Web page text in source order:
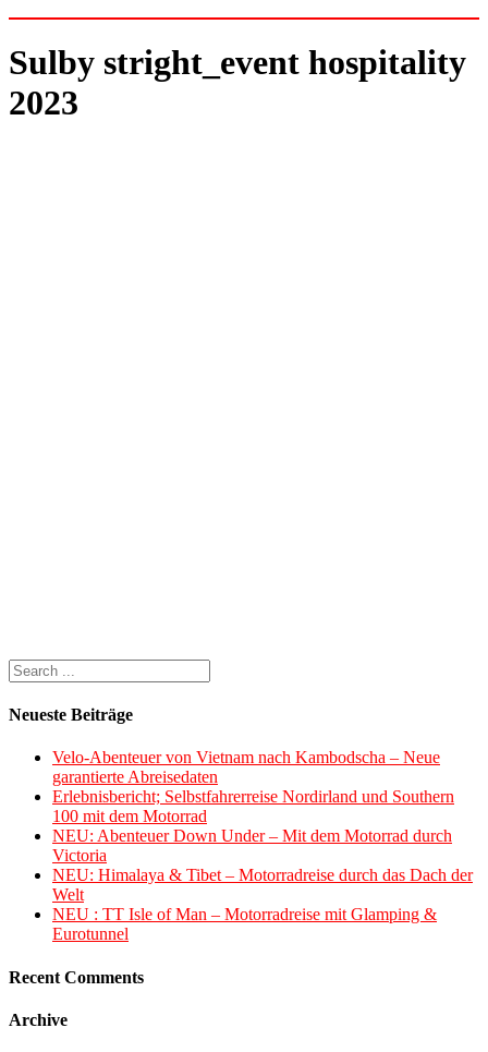
Sulby stright_event hospitality
2023
Neueste Beiträge
Velo-Abenteuer von Vietnam nach Kambodscha – Neue
garantierte Abreisedaten
Erlebnisbericht; Selbstfahrerreise Nordirland und Southern
100 mit dem Motorrad
NEU: Abenteuer Down Under – Mit dem Motorrad durch
Victoria
NEU: Himalaya & Tibet – Motorradreise durch das Dach der
Welt
NEU : TT Isle of Man – Motorradreise mit Glamping &
Eurotunnel
Recent Comments
Archive